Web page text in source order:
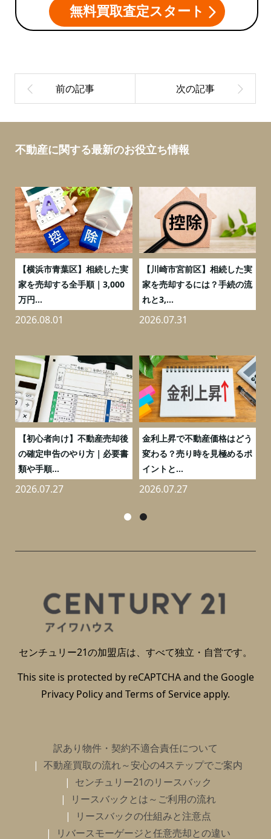
無料買取査定スタート
不動産に関する最新のお役立ち情報
【横浜市青葉区】相続した実
家を売却する全手順｜3,000
万円...
2026.08.01
【川崎市宮前区】相続した実
家を売却するには？手続の流
れと3,...
2026.07.31
【初心者向け】不動産売却後
の確定申告のやり方｜必要書
類や手順...
2026.07.27
金利上昇で不動産価格はどう
変わる？売り時を見極めるポ
イントと...
2026.07.27
センチュリー21の加盟店は、すべて独立・自営です。
This site is protected by reCAPTCHA and the Google
Privacy Policyand Terms of Serviceapply.
訳あり物件・契約不適合責任について
不動産買取の流れ～安心の4ステップでご案内
センチュリー21のリースバック
リースバックとは～ご利用の流れ
リースバックの仕組みと注意点
リバースモーゲージと任意売却との違い